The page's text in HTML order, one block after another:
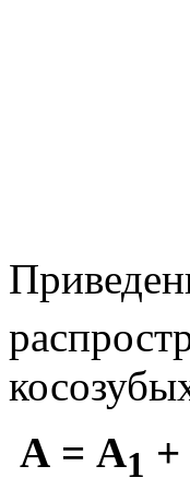
А = A1